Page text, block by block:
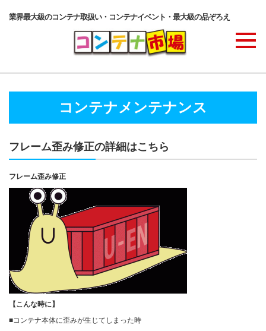
業界最大級のコンテナ取扱い・コンテナイベント・最大級の品ぞろえ
コンテナ・サービス
価格表
ご注文の流れ
コンテナメンテナンス
フレーム歪み修正の詳細はこちら
フレーム歪み修正
【こんな時に】
■コンテナ本体に歪みが生じてしまった時